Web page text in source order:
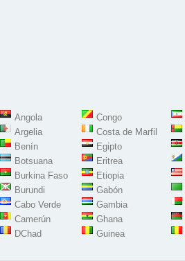
Angola
Argelia
Benín
Botsuana
Burkina Faso
Burundi
Cabo Verde
Camerún
DChad
Congo
Costa de Marfil
Egipto
Eritrea
Etiopia
Gabón
Gambia
Ghana
Guinea